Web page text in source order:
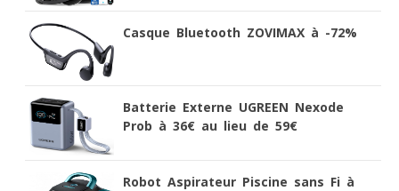
Casque Bluetooth ZOVIMAX à -72%
Batterie Externe UGREEN Nexode
Prob à 36€ au lieu de 59€
Robot Aspirateur Piscine sans Fi à